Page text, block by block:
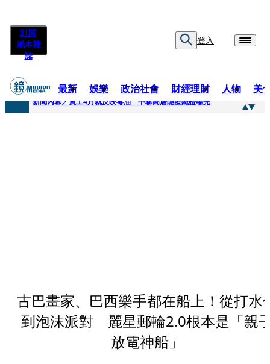
訂閱
紙本雜
誌
登入
最新 娛樂 政治社會 財經理財 人物 美
快訊
新聞內幕／員工4月就反映毒油 中聯高層隱匿鐵證曝光
古巴畫家、巴西樂手都在船上！從打水
到泡沫派對 麗星郵輪2.0根本是「親
放電神船」